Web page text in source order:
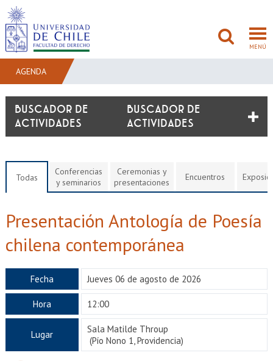
MENÚ
FACULTAD
PREGRADO
ADMISIÓN
INVESTIGACIÓN
BIBLIOTECAS
EXTENSIÓN
Académicos
Egresados
AGENDA
BUSCADOR DE
ACTIVIDADES
Todas
Conferencias
y seminarios
Ceremonias y
presentaciones
Encuentros
Presentación Antología de Poesía
chilena contemporánea
Fecha Jueves 06 de agosto de 2026
Hora 12:00
Lugar
Sala Matilde Throup
(Pío Nono 1, Providencia)